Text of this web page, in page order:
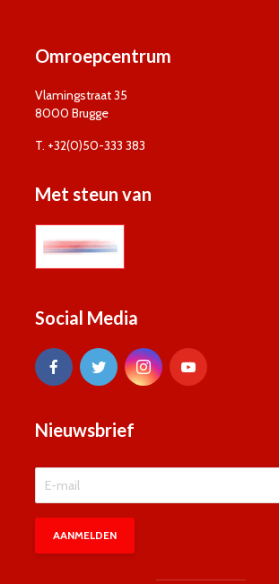
Omroepcentrum
Vlamingstraat 35
8000 Brugge
T. +32(0)50-333 383
Met steun van
Social Media
Nieuwsbrief